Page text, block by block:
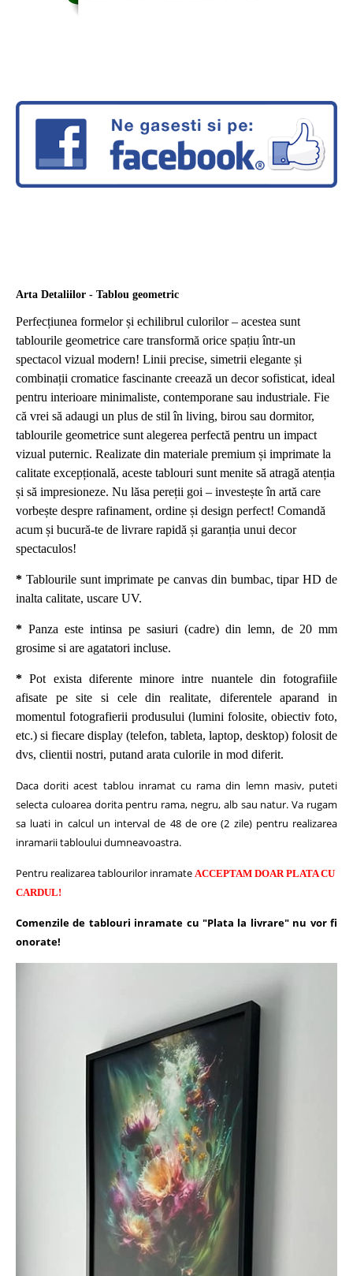
Arta Detaliilor - Tablou geometric
Perfecțiunea formelor și echilibrul culorilor – acestea sunt
tablourile geometrice care transformă orice spațiu într-un
spectacol vizual modern! Linii precise, simetrii elegante și
combinații cromatice fascinante creează un decor sofisticat, ideal
pentru interioare minimaliste, contemporane sau industriale. Fie
că vrei să adaugi un plus de stil în living, birou sau dormitor,
tablourile geometrice sunt alegerea perfectă pentru un impact
vizual puternic. Realizate din materiale premium și imprimate la
calitate excepțională, aceste tablouri sunt menite să atragă atenția
și să impresioneze. Nu lăsa pereții goi – investește în artă care
vorbește despre rafinament, ordine și design perfect! Comandă
acum și bucură-te de livrare rapidă și garanția unui decor
spectaculos!
* Tablourile sunt imprimate pe canvas din bumbac, tipar HD de
inalta calitate, uscare UV.
* Panza este intinsa pe sasiuri (cadre) din lemn, de 20 mm
grosime si are agatatori incluse.
*Pot exista diferente minore intre nuantele din fotografiile
afisate pe site si cele din realitate, diferentele aparand in
momentul fotografierii produsului (lumini folosite, obiectiv foto,
etc.) si fiecare display (telefon, tableta, laptop, desktop) folosit de
dvs, clientii nostri, putand arata culorile in mod diferit.
Daca doriti acest tablou inramat cu rama din lemn masiv, puteti
selecta culoarea dorita pentru rama, negru, alb sau natur. Va rugam
sa luati in calcul un interval de 48 de ore (2 zile) pentru realizarea
inramarii tabloului dumneavoastra.
Pentru realizarea tablourilor inramate ACCEPTAM DOAR PLATA CU
CARDUL!
Comenzile de tablouri inramate cu "Plata la livrare" nu vor fi
onorate!